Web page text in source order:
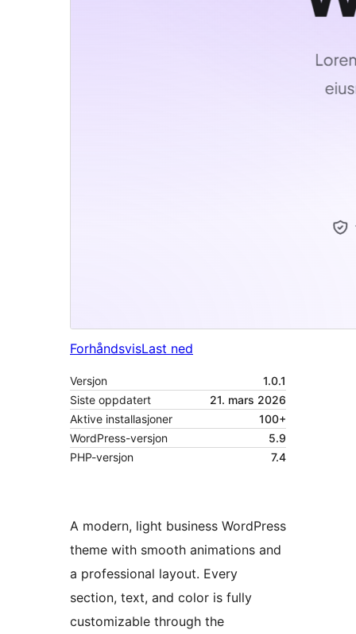
ForhåndsvisLast ned
Versjon
1.0.1
Siste oppdatert
21. mars 2026
Aktive installasjoner
100+
WordPress-versjon
5.9
PHP-versjon
7.4
A modern, light business WordPress
theme with smooth animations and
a professional layout. Every
section, text, and color is fully
customizable through the